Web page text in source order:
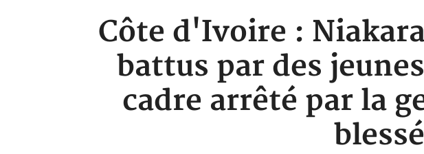
Côte d'Ivoire :
battus par des
cadre arrêté par la